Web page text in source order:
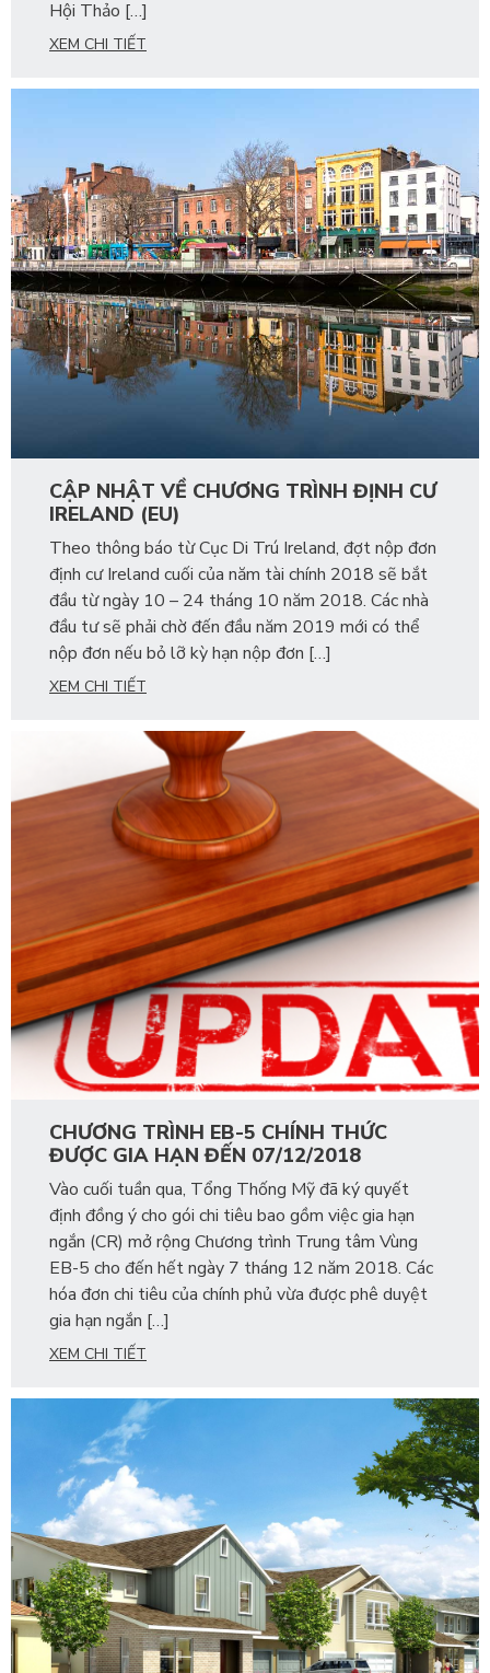
Hội Thảo […]
XEM CHI TIẾT
CẬP NHẬT VỀ CHƯƠNG TRÌNH ĐỊNH CƯ
IRELAND (EU)
Theo thông báo từ Cục Di Trú Ireland, đợt nộp đơn
định cư Ireland cuối của năm tài chính 2018 sẽ bắt
đầu từ ngày 10 – 24 tháng 10 năm 2018. Các nhà
đầu tư sẽ phải chờ đến đầu năm 2019 mới có thể
nộp đơn nếu bỏ lỡ kỳ hạn nộp đơn […]
XEM CHI TIẾT
CHƯƠNG TRÌNH EB-5 CHÍNH THỨC
ĐƯỢC GIA HẠN ĐẾN 07/12/2018
Vào cuối tuần qua, Tổng Thống Mỹ đã ký quyết
định đồng ý cho gói chi tiêu bao gồm việc gia hạn
ngắn (CR) mở rộng Chương trình Trung tâm Vùng
EB-5 cho đến hết ngày 7 tháng 12 năm 2018. Các
hóa đơn chi tiêu của chính phủ vừa được phê duyệt
gia hạn ngắn […]
XEM CHI TIẾT